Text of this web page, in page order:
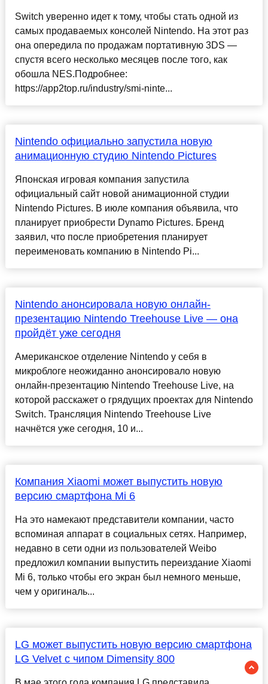
Switch уверенно идет к тому, чтобы стать одной из
самых продаваемых консолей Nintendo. На этот раз
она опередила по продажам портативную 3DS —
спустя всего несколько месяцев после того, как
обошла NES.Подробнее:
https://app2top.ru/industry/smi-ninte...
Nintendo официально запустила новую
анимационную студию Nintendo Pictures
Японская игровая компания запустила
официальный сайт новой анимационной студии
Nintendo Pictures. В июле компания объявила, что
планирует приобрести Dynamo Pictures. Бренд
заявил, что после приобретения планирует
переименовать компанию в Nintendo Pi...
Nintendo анонсировала новую онлайн-
презентацию Nintendo Treehouse Live — она
пройдёт уже сегодня
Американское отделение Nintendo у себя в
микроблоге неожиданно анонсировало новую
онлайн-презентацию Nintendo Treehouse Live, на
которой расскажет о грядущих проектах для Nintendo
Switch. Трансляция Nintendo Treehouse Live
начнётся уже сегодня, 10 и...
Компания Xiaomi может выпустить новую
версию смартфона Mi 6
На это намекают представители компании, часто
вспоминая аппарат в социальных сетях. Например,
недавно в сети одни из пользователей Weibo
предложил компании выпустить переиздание Xiaomi
Mi 6, только чтобы его экран был немного меньше,
чем у оригиналь...
LG может выпустить новую версию смартфона
LG Velvet с чипом Dimensity 800